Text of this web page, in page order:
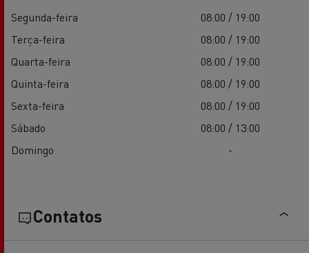
Segunda-feira
08:00 / 19:00
Terça-feira
08:00 / 19:00
Quarta-feira
08:00 / 19:00
Quinta-feira
08:00 / 19:00
Sexta-feira
08:00 / 19:00
Sábado
08:00 / 13:00
Domingo
-
Contatos